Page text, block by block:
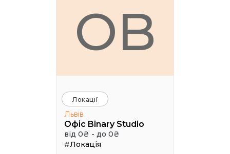
ОB
Локації
Львів
Офіс Binary Studio
від 0₴ - до 0₴
#Локація